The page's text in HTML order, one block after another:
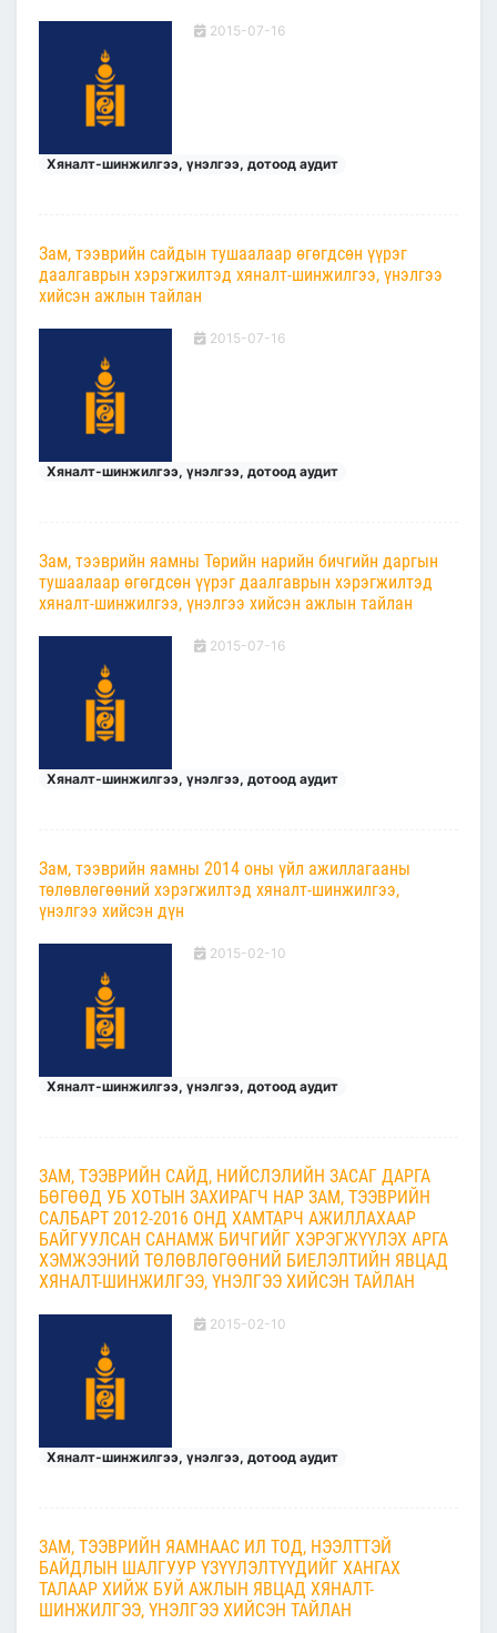
2015-07-16
Хяналт-шинжилгээ, үнэлгээ, дотоод аудит
Зам, тээврийн сайдын тушаалаар өгөгдсөн үүрэг
даалгаврын хэрэгжилтэд хяналт-шинжилгээ, үнэлгээ
хийсэн ажлын тайлан
2015-07-16
Хяналт-шинжилгээ, үнэлгээ, дотоод аудит
Зам, тээврийн яамны Төрийн нарийн бичгийн даргын
тушаалаар өгөгдсөн үүрэг даалгаврын хэрэгжилтэд
хяналт-шинжилгээ, үнэлгээ хийсэн ажлын тайлан
2015-07-16
Хяналт-шинжилгээ, үнэлгээ, дотоод аудит
Зам, тээврийн яамны 2014 оны үйл ажиллагааны
төлөвлөгөөний хэрэгжилтэд хяналт-шинжилгээ,
үнэлгээ хийсэн дүн
2015-02-10
Хяналт-шинжилгээ, үнэлгээ, дотоод аудит
ЗАМ, ТЭЭВРИЙН САЙД, НИЙСЛЭЛИЙН ЗАСАГ ДАРГА
БӨГӨӨД УБ ХОТЫН ЗАХИРАГЧ НАР ЗАМ, ТЭЭВРИЙН
САЛБАРТ 2012-2016 ОНД ХАМТАРЧ АЖИЛЛАХААР
БАЙГУУЛСАН САНАМЖ БИЧГИЙГ ХЭРЭГЖҮҮЛЭХ АРГА
ХЭМЖЭЭНИЙ ТӨЛӨВЛӨГӨӨНИЙ БИЕЛЭЛТИЙН ЯВЦАД
ХЯНАЛТ-ШИНЖИЛГЭЭ, ҮНЭЛГЭЭ ХИЙСЭН ТАЙЛАН
2015-02-10
Хяналт-шинжилгээ, үнэлгээ, дотоод аудит
ЗАМ, ТЭЭВРИЙН ЯАМНААС ИЛ ТОД, НЭЭЛТТЭЙ
БАЙДЛЫН ШАЛГУУР ҮЗҮҮЛЭЛТҮҮДИЙГ ХАНГАХ
ТАЛААР ХИЙЖ БУЙ АЖЛЫН ЯВЦАД ХЯНАЛТ-
ШИНЖИЛГЭЭ, ҮНЭЛГЭЭ ХИЙСЭН ТАЙЛАН